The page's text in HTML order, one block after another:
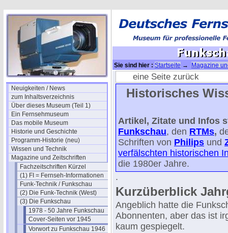
Neuigkeiten / News
zum Inhaltsverzeichnis
Über dieses Museum (Teil 1)
Ein Fernsehmuseum
Das mobile Museum
Historie und Geschichte
Programm-Historie (neu)
Wissen und Technik
Magazine und Zeitschriften
Fachzeitschriften Kürzel
(1) FI = Fernseh-Informationen
Funk-Technik / Funkschau
(2) Die Funk-Technik (West)
(3) Die Funkschau
1978 - 50 Jahre Funkschau
Cover-Seiten vor 1945
Vorwort zu Funkschau 1946
Sie sind hier : Startseite → Magazine
eine Seite zurück
Historisches
Artikel, Zitate und Infos
Funkschau, den RTMs,
Schriften von Philips und
verfälschten historischen
die 1980er Jahre.
.
Kurzüberblick
Angeblich hatte die
Abonnenten, aber das ist
kaum gespiegelt.